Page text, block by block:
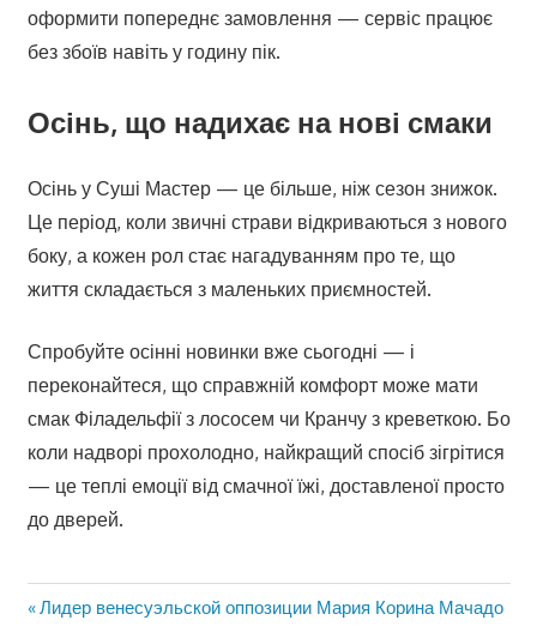
оформити попереднє замовлення — сервіс працює
без збоїв навіть у годину пік.
Осінь, що надихає на нові смаки
Осінь у Суші Мастер — це більше, ніж сезон знижок.
Це період, коли звичні страви відкриваються з нового
боку, а кожен рол стає нагадуванням про те, що
життя складається з маленьких приємностей.
Спробуйте осінні новинки вже сьогодні — і
переконайтеся, що справжній комфорт може мати
смак Філадельфії з лососем чи Кранчу з креветкою. Бо
коли надворі прохолодно, найкращий спосіб зігрітися
— це теплі емоції від смачної їжі, доставленої просто
до дверей.
Навигация
Предыдущая
Лидер венесуэльской оппозиции Мария Корина Мачадо